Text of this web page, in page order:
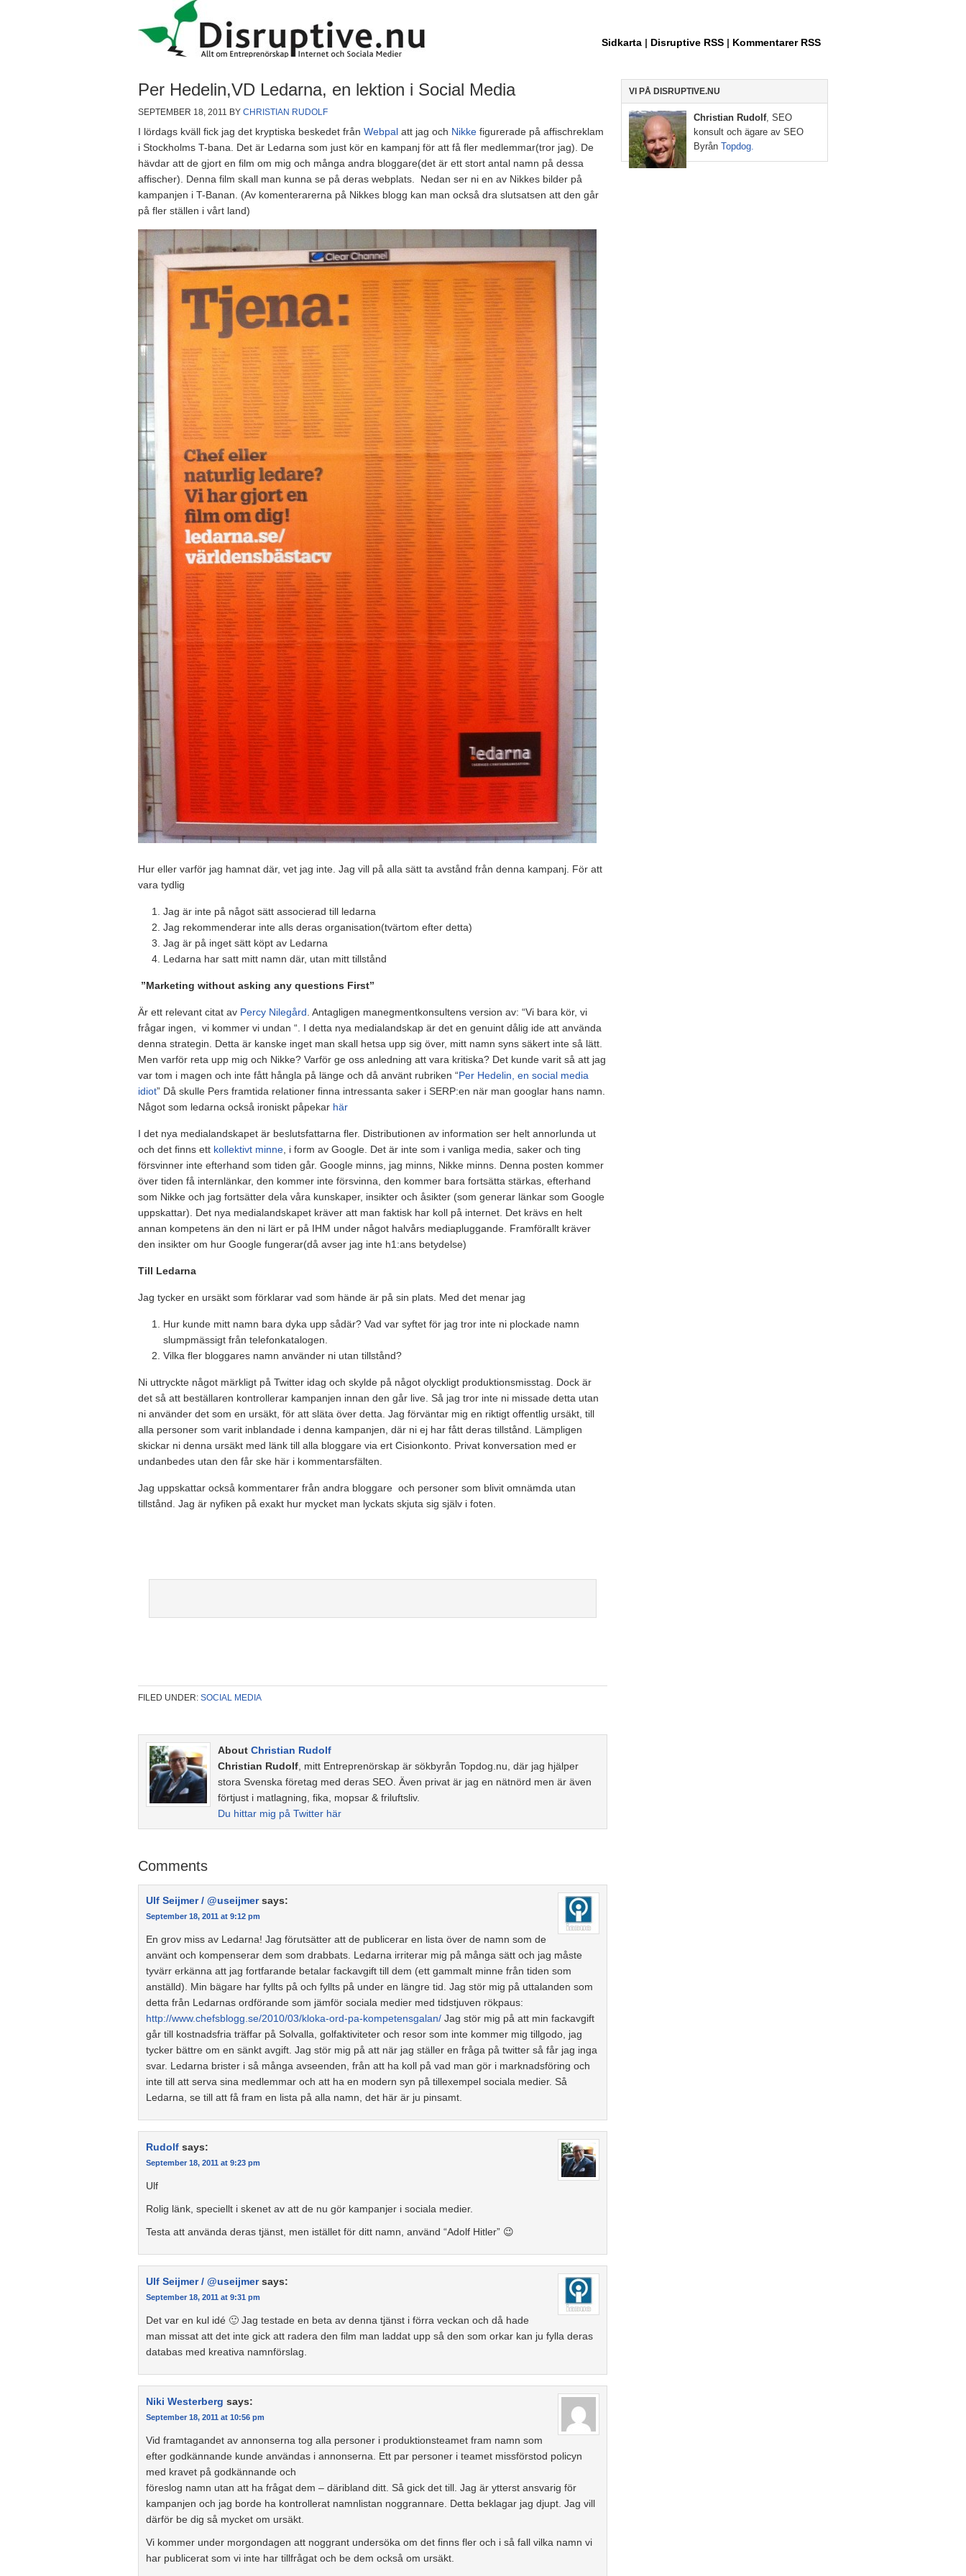
Sidkarta | Disruptive RSS | Kommentarer RSS
Per Hedelin,VD Ledarna, en lektion i Social Media
SEPTEMBER 18, 2011 BY CHRISTIAN RUDOLF
I lördags kväll fick jag det kryptiska beskedet från Webpal att jag och Nikke figurerade på affischreklam
i Stockholms T-bana. Det är Ledarna som just kör en kampanj för att få fler medlemmar(tror jag). De
hävdar att de gjort en film om mig och många andra bloggare(det är ett stort antal namn på dessa
affischer). Denna film skall man kunna se på deras webplats. Nedan ser ni en av Nikkes bilder på
kampanjen i T-Banan. (Av komenterarerna på Nikkes blogg kan man också dra slutsatsen att den går
på fler ställen i vårt land)
Hur eller varför jag hamnat där, vet jag inte. Jag vill på alla sätt ta avstånd från denna kampanj. För att
vara tydlig
Jag är inte på något sätt associerad till ledarna
Jag rekommenderar inte alls deras organisation(tvärtom efter detta)
Jag är på inget sätt köpt av Ledarna
Ledarna har satt mitt namn där, utan mitt tillstånd
”Marketing without asking any questions First”
Är ett relevant citat av Percy Nilegård . Antagligen manegmentkonsultens version av: “Vi bara kör, vi
frågar ingen, vi kommer vi undan “. I detta nya medialandskap är det en genuint dålig ide att använda
denna strategin. Detta är kanske inget man skall hetsa upp sig över, mitt namn syns säkert inte så lätt.
Men varför reta upp mig och Nikke? Varför ge oss anledning att vara kritiska? Det kunde varit så att jag
var tom i magen och inte fått hångla på länge och då använt rubriken “Per Hedelin, en social media
idiot” Då skulle Pers framtida relationer finna intressanta saker i SERP:en när man googlar hans namn.
Något som ledarna också ironiskt påpekar här
I det nya medialandskapet är beslutsfattarna fler. Distributionen av information ser helt annorlunda ut
och det finns ett kollektivt minne , i form av Google. Det är inte som i vanliga media, saker och ting
försvinner inte efterhand som tiden går. Google minns, jag minns, Nikke minns. Denna posten kommer
över tiden få internlänkar, den kommer inte försvinna, den kommer bara fortsätta stärkas, efterhand
som Nikke och jag fortsätter dela våra kunskaper, insikter och åsikter (som generar länkar som Google
uppskattar). Det nya medialandskapet kräver att man faktisk har koll på internet. Det krävs en helt
annan kompetens än den ni lärt er på IHM under något halvårs mediapluggande. Framförallt kräver
den insikter om hur Google fungerar(då avser jag inte h1:ans betydelse)
Till Ledarna
Jag tycker en ursäkt som förklarar vad som hände är på sin plats. Med det menar jag
Hur kunde mitt namn bara dyka upp sådär? Vad var syftet för jag tror inte ni plockade namn
slumpmässigt från telefonkatalogen.
Vilka fler bloggares namn använder ni utan tillstånd?
Ni uttryckte något märkligt på Twitter idag och skylde på något olyckligt produktionsmisstag. Dock är
det så att beställaren kontrollerar kampanjen innan den går live. Så jag tror inte ni missade detta utan
ni använder det som en ursäkt, för att släta över detta. Jag förväntar mig en riktigt offentlig ursäkt, till
alla personer som varit inblandade i denna kampanjen, där ni ej har fått deras tillstånd. Lämpligen
skickar ni denna ursäkt med länk till alla bloggare via ert Cisionkonto. Privat konversation med er
undanbedes utan den får ske här i kommentarsfälten.
Jag uppskattar också kommentarer från andra bloggare och personer som blivit omnämda utan
tillstånd. Jag är nyfiken på exakt hur mycket man lyckats skjuta sig själv i foten.
FILED UNDER: SOCIAL MEDIA
About Christian Rudolf
Christian Rudolf , mitt Entreprenörskap är sökbyrån Topdog.nu, där jag hjälper
stora Svenska företag med deras SEO. Även privat är jag en nätnörd men är även
förtjust i matlagning, fika, mopsar & friluftsliv.
Du hittar mig på Twitter här
Comments
Ulf Seijmer / @useijmer says:
September 18, 2011 at 9:12 pm
En grov miss av Ledarna! Jag förutsätter att de publicerar en lista över de namn som de
använt och kompenserar dem som drabbats. Ledarna irriterar mig på många sätt och jag måste
tyvärr erkänna att jag fortfarande betalar fackavgift till dem (ett gammalt minne från tiden som
anställd). Min bägare har fyllts på och fyllts på under en längre tid. Jag stör mig på uttalanden som
detta från Ledarnas ordförande som jämför sociala medier med tidstjuven rökpaus:
http://www.chefsblogg.se/2010/03/kloka-ord-pa-kompetensgalan/ Jag stör mig på att min fackavgift
går till kostnadsfria träffar på Solvalla, golfaktiviteter och resor som inte kommer mig tillgodo, jag
tycker bättre om en sänkt avgift. Jag stör mig på att när jag ställer en fråga på twitter så får jag inga
svar. Ledarna brister i så många avseenden, från att ha koll på vad man gör i marknadsföring och
inte till att serva sina medlemmar och att ha en modern syn på tillexempel sociala medier. Så
Ledarna, se till att få fram en lista på alla namn, det här är ju pinsamt.
Rudolf says:
September 18, 2011 at 9:23 pm
Ulf
Rolig länk, speciellt i skenet av att de nu gör kampanjer i sociala medier.
Testa att använda deras tjänst, men istället för ditt namn, använd “Adolf Hitler” 😉
Ulf Seijmer / @useijmer says:
September 18, 2011 at 9:31 pm
Det var en kul idé 🙂 Jag testade en beta av denna tjänst i förra veckan och då hade
man missat att det inte gick att radera den film man laddat upp så den som orkar kan ju fylla deras
databas med kreativa namnförslag.
Niki Westerberg says:
September 18, 2011 at 10:56 pm
Vid framtagandet av annonserna tog alla personer i produktionsteamet fram namn som
efter godkännande kunde användas i annonserna. Ett par personer i teamet missförstod policyn
med kravet på godkännande och
föreslog namn utan att ha frågat dem – däribland ditt. Så gick det till. Jag är ytterst ansvarig för
kampanjen och jag borde ha kontrollerat namnlistan noggrannare. Detta beklagar jag djupt. Jag vill
därför be dig så mycket om ursäkt.
Vi kommer under morgondagen att noggrant undersöka om det finns fler och i så fall vilka namn vi
har publicerat som vi inte har tillfrågat och be dem också om ursäkt.
VI PÅ DISRUPTIVE.NU
Christian Rudolf, SEO
konsult och ägare av SEO
Byrån Topdog.